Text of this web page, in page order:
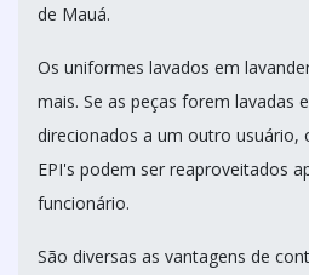
de Mauá.
Os uniformes lavados em
mais. Se as peças forem lavadas
direcionados a um outro usuário,
EPI's podem ser reaproveitados
funcionário.
São diversas as vantagens de